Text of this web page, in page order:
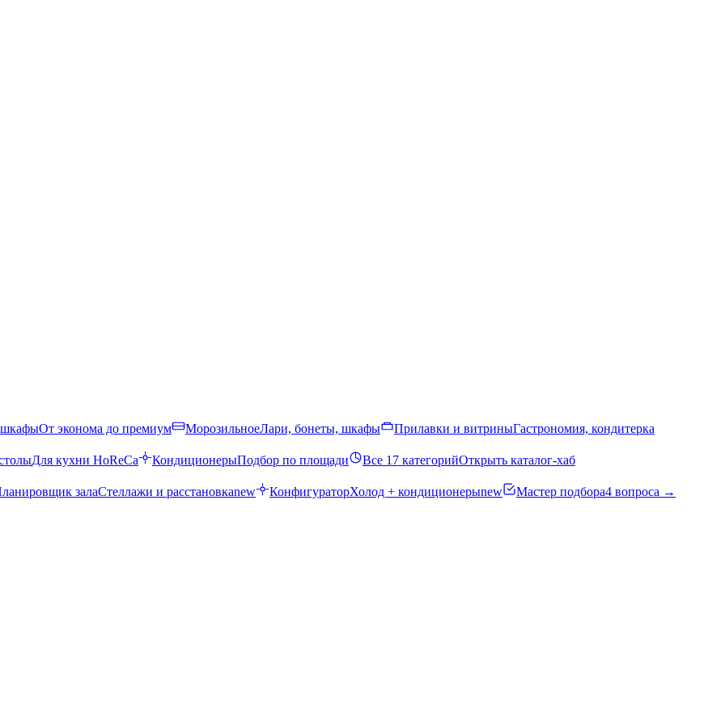
шкафыОт эконома до премиум МорозильноеЛари, бонеты, шкафы Прилавки и витриныГастрономия, кондитерка
Для кухни HoReCa КондиционерыПодбор по площади Все 17 категорийОткрыть каталог-хаб
залаСтеллажи и расстановкаnew КонфигураторХолод + кондиционерыnew Мастер подбора4 вопроса →